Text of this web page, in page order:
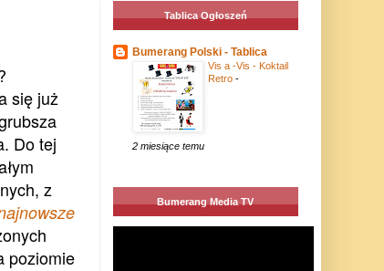
się już
Do tej
z
poziomie
Tablica Ogłoszeń
Bumerang Polski - Tablica
Vis a -Vis - Koktail
Retro -
2 miesiące temu
Bumerang Media TV